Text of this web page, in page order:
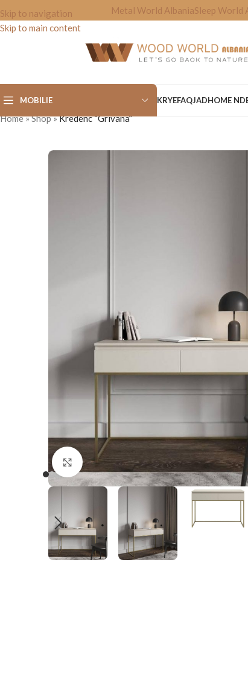
Skip to navigation
Skip to main content
Metal World AlbaniaSleep World
MOBILIE KRYEFAQJADHOME
Home»Shop»Kredenc “Grivana”
Click to enlarge